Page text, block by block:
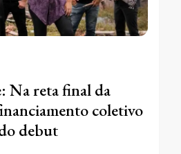
Na reta final da
coletivo
debut